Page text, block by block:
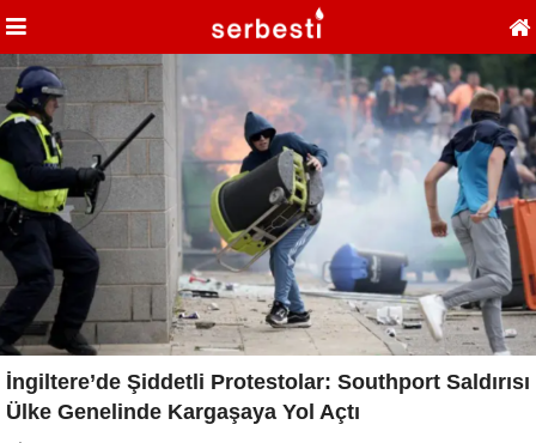
İngiltere’de Şiddetli Protestolar: Southport Saldırısı
Ülke Genelinde Kargaşaya Yol Açtı